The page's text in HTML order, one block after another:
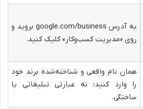
به آدرس google.com/business بروید و
روی «مدیریت کسب‌وکار» کلیک کنید.
همان نام واقعی و شناخته‌شده برند خود
را وارد کنید؛ نه عبارتی تبلیغاتی یا
ساختگی.